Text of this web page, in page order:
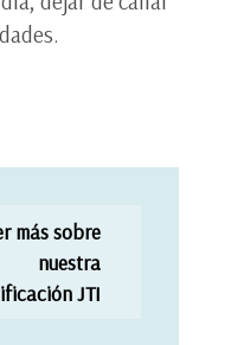
más sobre
nuestra
JTI